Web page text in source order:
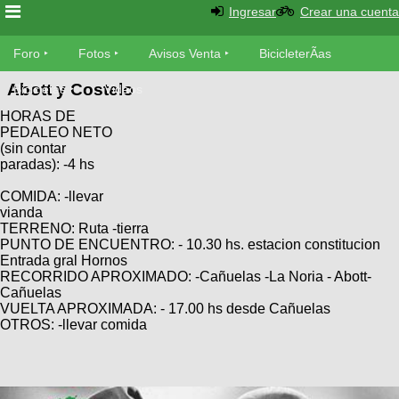
Foro
Foro
TÃ©cnica
MecÃ¡nica
Fotos
SUBÃ
Galeria
XC
Bicicletas
Viajes
Avisos
Ventas
SUBÃ
tu
aviso
Buscar
BicicleterÃ­
as
Bicicletas
Videos
Ingresar Crear una cuenta
Foro Fotos Avisos Venta BicicleterÃ­as
Bicicletas Videos
Abott y Costelo
HORAS DE
PEDALEO NETO
(sin contar
paradas): -4 hs
COMIDA: -llevar
vianda
TERRENO: Ruta -tierra
PUNTO DE ENCUENTRO: - 10.30 hs. estacion constitucion
Entrada gral Hornos
RECORRIDO APROXIMADO: -Cañuelas -La Noria - Abott-
Cañuelas
VUELTA APROXIMADA: - 17.00 hs desde Cañuelas
OTROS: -llevar comida